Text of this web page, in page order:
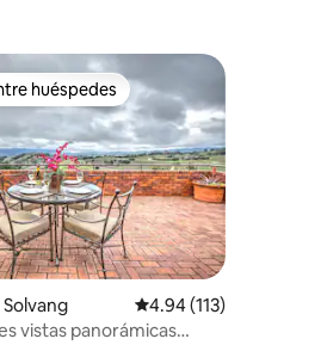
5; 272 evaluaciones
en Favorito entre huéspedes
huéspedes
Calificación promedio:
4.94 (113)
vistas panorámicas